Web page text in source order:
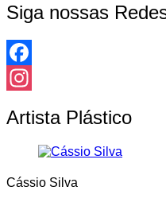
Siga nossas
Facebook
Artista Plástico
Cássio Silva